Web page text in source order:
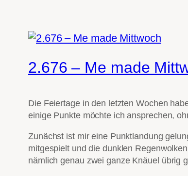
2.676 – Me made
Die Feiertage in den letzten Wochen
einige Punkte möchte ich ansprechen,
Zunächst ist mir eine Punktlandung
mitgespielt und die dunklen
nämlich genau zwei ganze Knäuel übrig